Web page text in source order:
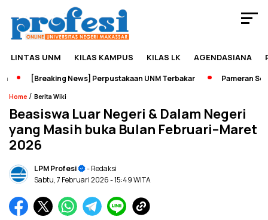
LINTAS UNM KILAS KAMPUS KILAS LK AGENDASIANA
[Breaking News] Perpustakaan UNM Terbakar Pameran
Home / Berita Wiki
Beasiswa Luar Negeri & Dalam Negeri
yang Masih buka Bulan Februari–Maret
2026
LPM Profesi
- Redaksi
Sabtu, 7 Februari 2026- 15:49 WITA